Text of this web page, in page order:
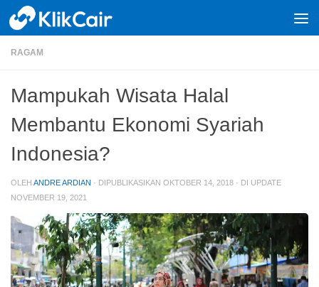
Skip to content
RAGAM
Mampukah Wisata Halal
Membantu Ekonomi Syariah
Indonesia?
OLEH ANDRE ARDIAN · DIPUBLIKASIKAN OKTOBER 14, 2018 · DI UPDATE
NOVEMBER 19, 2021